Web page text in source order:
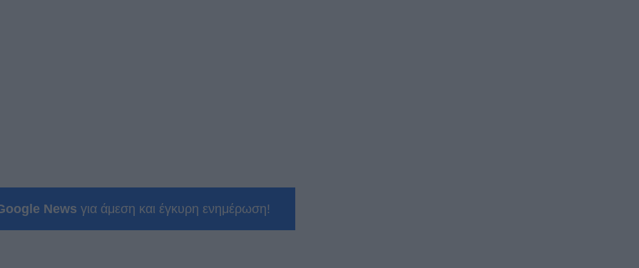
News για άμεση και έγκυρη ενημέρωση!